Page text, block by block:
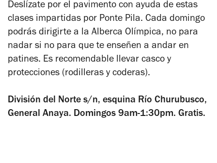
Deslízate por el pavimento con ayuda de estas
clases impartidas por Ponte Pila. Cada domingo
podrás dirigirte a la Alberca Olímpica, no para
nadar si no para que te enseñen a andar en
patines. Es recomendable llevar casco y
protecciones (rodilleras y coderas).
División del Norte s/n, esquina Río Churubusco,
General Anaya. Domingos 9am-1:30pm. Gratis.